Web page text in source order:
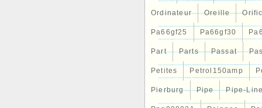
Ordinateur Oreille
Pa66gf25 Pa66gf30
Part Parts Passat
Petites Petrol150amp
Pierburg Pipe Pipe-